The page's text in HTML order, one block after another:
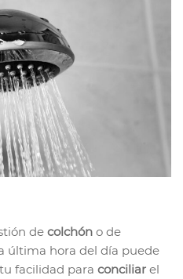
de colchón o de
última hora del día puede
tu facilidad para conciliar el